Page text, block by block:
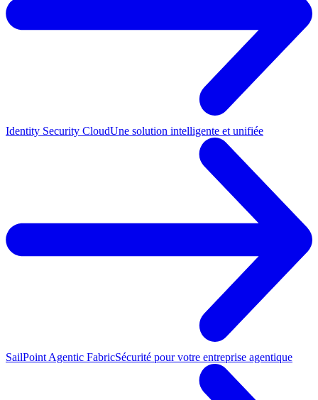
Identity Security CloudUne solution intelligente et unifiée
SailPoint Agentic FabricSécurité pour votre entreprise agentique